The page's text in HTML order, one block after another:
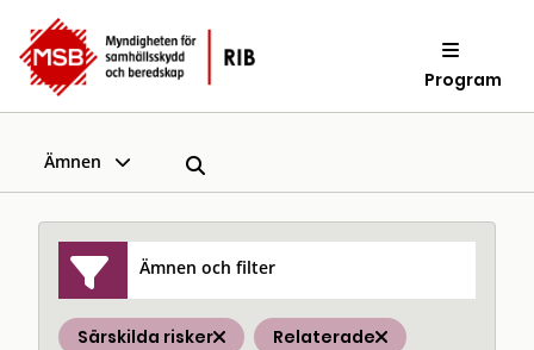
Program
Ämnen
Ämnen och filter
Särskilda risker Relaterade